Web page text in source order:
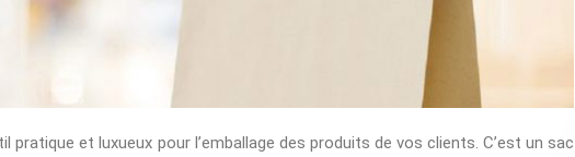
pratique et luxueux pour l’emballage des produits de vos clients. C’est un sac